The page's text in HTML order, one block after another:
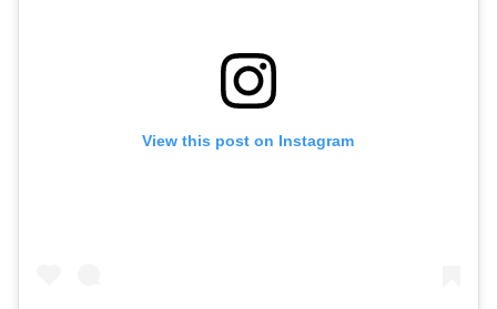
View this post on Instagram